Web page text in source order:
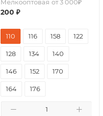
Мелкооптовая от 3 000₽
200 ₽
110 116 158 122
128 134 140
146 152 170
164 176